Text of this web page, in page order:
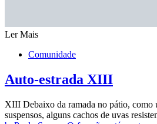
Ler Mais
Comunidade
Auto-estrada XIII
XIII Debaixo da ramada no pátio, como
suspensos, alguns cachos de uvas